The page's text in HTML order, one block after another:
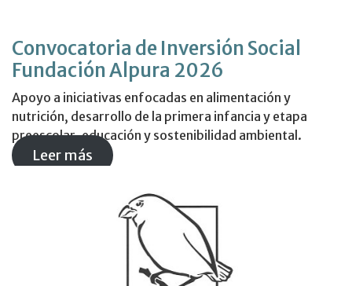
Convocatoria de Inversión Social
Fundación Alpura 2026
Apoyo a iniciativas enfocadas en alimentación y
nutrición, desarrollo de la primera infancia y etapa
preescolar, educación y sostenibilidad ambiental.
Leer más